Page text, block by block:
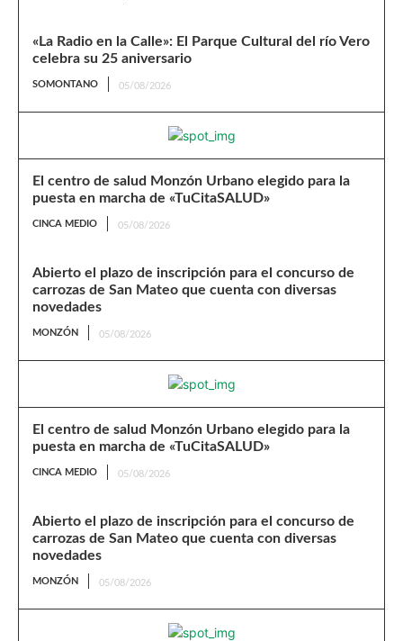
«La Radio en la Calle»: El Parque Cultural del río Vero
celebra su 25 aniversario
SOMONTANO 05/08/2026
El centro de salud Monzón Urbano elegido para la
puesta en marcha de «TuCitaSALUD»
CINCA MEDIO 05/08/2026
Abierto el plazo de inscripción para el concurso de
carrozas de San Mateo que cuenta con diversas
novedades
MONZÓN 05/08/2026
El centro de salud Monzón Urbano elegido para la
puesta en marcha de «TuCitaSALUD»
CINCA MEDIO 05/08/2026
Abierto el plazo de inscripción para el concurso de
carrozas de San Mateo que cuenta con diversas
novedades
MONZÓN 05/08/2026